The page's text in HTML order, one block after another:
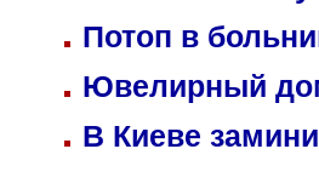
Потоп в
Ювелирный
В Киеве